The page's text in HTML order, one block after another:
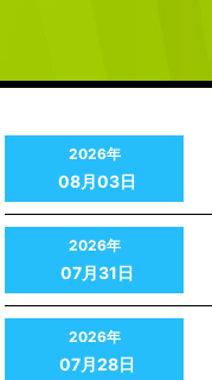
2026年
08月03日
2026年
07月31日
2026年
07月28日